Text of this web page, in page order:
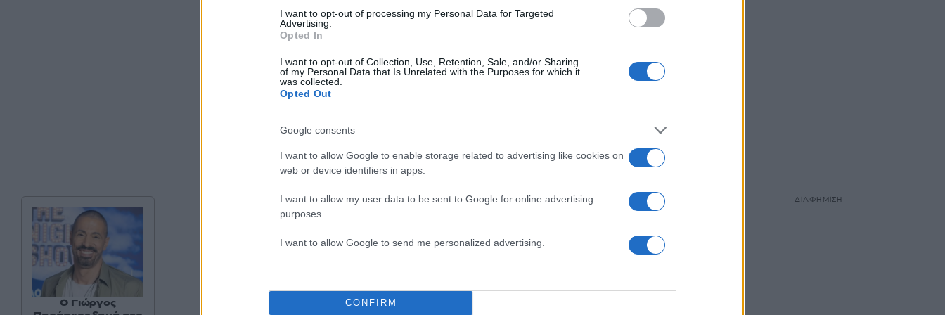
I want to opt-out of processing my Personal Data for Targeted
Advertising.
Opted In
I want to opt-out of Collection, Use, Retention, Sale, and/or Sharing
of my Personal Data that Is Unrelated with the Purposes for which it
was collected.
Opted Out
Google consents
I want to allow Google to enable storage related to advertising like cookies on
web or device identifiers in apps.
I want to allow my user data to be sent to Google for online advertising
purposes.
I want to allow Google to send me personalized advertising.
CONFIRM
O Γιώργος
ΔΙΑΦΗΜΙΣΗ